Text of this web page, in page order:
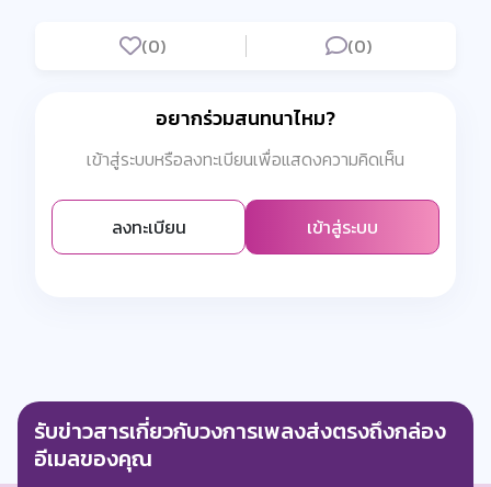
(0) (0)
อยากร่วมสนทนาไหม?
เข้าสู่ระบบหรือลงทะเบียนเพื่อแสดงความคิดเห็น
ลงทะเบียน เข้าสู่ระบบ
รับข่าวสารเกี่ยวกับวงการเพลงส่งตรงถึงกล่อง
อีเมลของคุณ